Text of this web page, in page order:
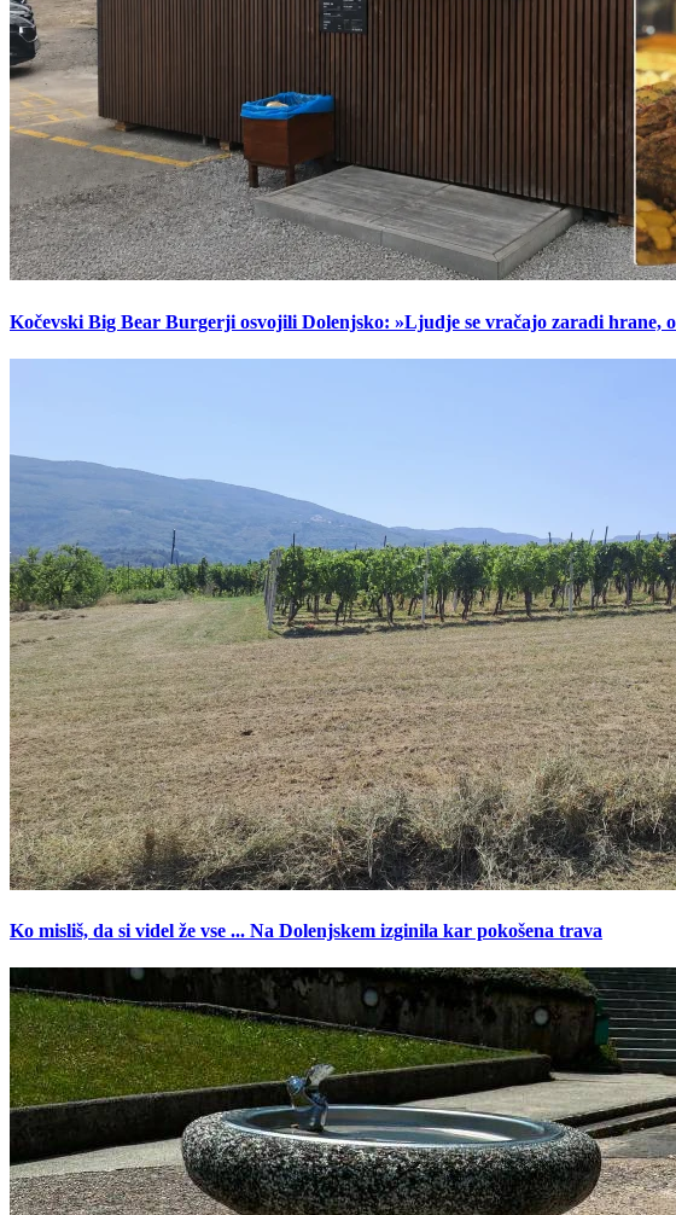
Kočevski Big Bear Burgerji osvojili Dolenjsko: »Ljudje se vračajo zaradi hrane,
Ko misliš, da si videl že vse ... Na Dolenjskem izginila kar pokošena trava